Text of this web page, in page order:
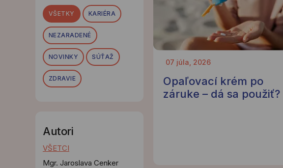
VŠETKY KARIÉRA
NEZARADENÉ
NOVINKY SÚŤAŽ
ZDRAVIE
Autori
VŠETCI
Mgr. Jaroslava Cenker
07 júla, 2026
Opaľovací krém po
záruke – dá sa použiť?